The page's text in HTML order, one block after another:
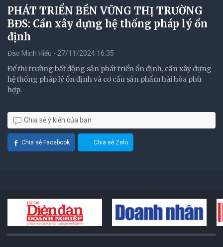
PHÁT TRIỂN BỀN VỮNG THỊ TRƯỜNG
BĐS: Cần xây dựng hệ thống pháp lý ổn
định
Đào Minh Hiếu - 27/11/2024 16:35
Để thị trường bất động sản phát triển ổn định, cần xây dựng
hệ thống pháp lý ổn định và cơ cấu sản phẩm hài hòa phù
hợp.
Chia sẻ ý kiến của bạn
Chia sẻ Facebook Chia sẻ Zalo